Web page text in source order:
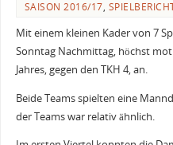
SAISON 2016/17,
Mit einem kleinen Kader von 7
Sonntag Nachmittag, höchst
Jahres, gegen den TKH 4, an.
Beide Teams spielten eine
der Teams war relativ ähnlich.